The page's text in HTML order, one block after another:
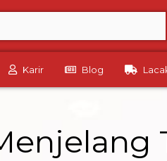
Karir Blog